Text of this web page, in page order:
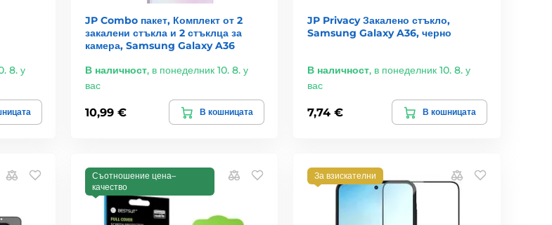
8. у
JP Combo пакет, Комплект от 2
закалени стъкла и 2 стъклца за
камера, Samsung Galaxy A36
В наличност, в понеделник 10. 8. у
вас
10,99 € В кошницата
JP Privacy Закалено стъкло,
Samsung Galaxy A36, черно
В наличност, в понеделник 10. 8. у
вас
7,74 € В кошницата
Съотношение цена–
качество
За взискателни